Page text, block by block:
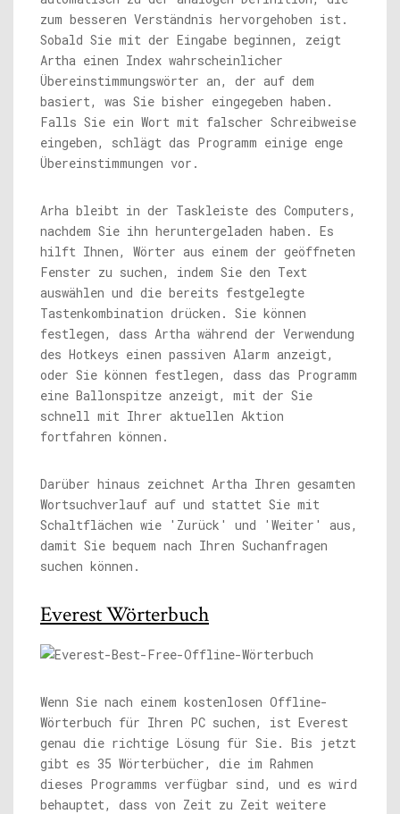
zum besseren Verständnis hervorgehoben ist.
Sobald Sie mit der Eingabe beginnen, zeigt
Artha einen Index wahrscheinlicher
Übereinstimmungswörter an, der auf dem
basiert, was Sie bisher eingegeben haben.
Falls Sie ein Wort mit falscher Schreibweise
eingeben, schlägt das Programm einige enge
Übereinstimmungen vor.
Arha bleibt in der Taskleiste des Computers,
nachdem Sie ihn heruntergeladen haben. Es
hilft Ihnen, Wörter aus einem der geöffneten
Fenster zu suchen, indem Sie den Text
auswählen und die bereits festgelegte
Tastenkombination drücken. Sie können
festlegen, dass Artha während der Verwendung
des Hotkeys einen passiven Alarm anzeigt,
oder Sie können festlegen, dass das Programm
eine Ballonspitze anzeigt, mit der Sie
schnell mit Ihrer aktuellen Aktion
fortfahren können.
Darüber hinaus zeichnet Artha Ihren gesamten
Wortsuchverlauf auf und stattet Sie mit
Schaltflächen wie 'Zurück' und 'Weiter' aus,
damit Sie bequem nach Ihren Suchanfragen
suchen können.
Everest Wörterbuch
Wenn Sie nach einem kostenlosen Offline-
Wörterbuch für Ihren PC suchen, ist Everest
genau die richtige Lösung für Sie. Bis jetzt
gibt es 35 Wörterbücher, die im Rahmen
dieses Programms verfügbar sind, und es wird
behauptet, dass von Zeit zu Zeit weitere